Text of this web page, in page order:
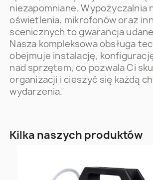
niezapomniane. Wypożyczalnia
oświetlenia, mikrofonów oraz
scenicznych to gwarancja
Nasza kompleksowa obsługa
obejmuje instalację,
nad sprzętem, co pozwala Ci
organizacji i cieszyć się każdą
wydarzenia.
Kilka naszych produktów